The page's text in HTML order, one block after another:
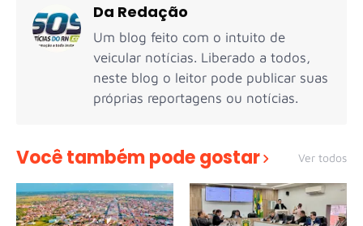
Da Redação
Um blog feito com o intuito de
veicular notícias. Liberado a todos,
neste blog o leitor pode publicar suas
próprias reportagens ou notícias.
Você também pode gostar Ver todos